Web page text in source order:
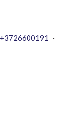
+3726600191